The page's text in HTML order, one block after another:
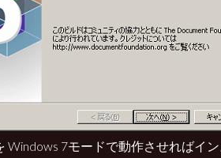
Windows 7モードで動作させればイ